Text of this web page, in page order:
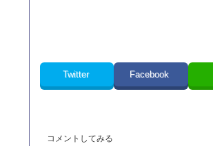
Twitter Facebook
コメントしてみる